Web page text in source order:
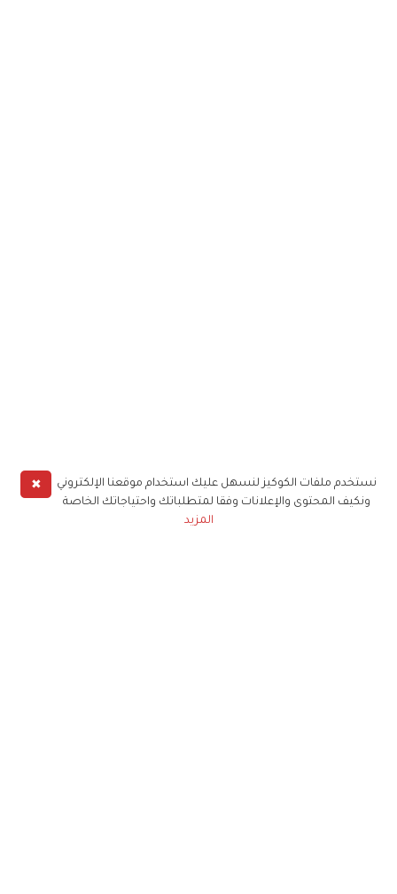
✖
نستخدم ملفات الكوكيز لنسهل عليك استخدام موقعنا الإلكتروني
ونكيف المحتوى والإعلانات وفقا لمتطلباتك واحتياجاتك الخاصة
المزيد